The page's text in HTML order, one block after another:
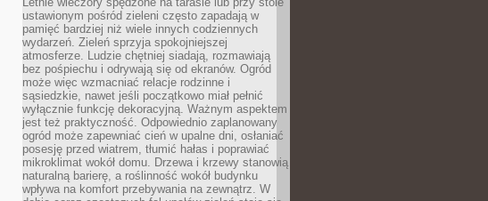
ustawionym pośród zieleni często zapadają w
pamięć bardziej niż wiele innych codziennych
wydarzeń. Zieleń sprzyja spokojniejszej
atmosferze. Ludzie chętniej siadają, rozmawiają
bez pośpiechu i odrywają się od ekranów. Ogród
może więc wzmacniać relacje rodzinne i
sąsiedzkie, nawet jeśli początkowo miał pełnić
wyłącznie funkcję dekoracyjną. Ważnym aspektem
jest też praktyczność. Odpowiednio zaplanowany
ogród może zapewniać cień w upalne dni, osłaniać
posesję przed wiatrem, tłumić hałas i poprawiać
mikroklimat wokół domu. Drzewa i krzewy stanowią
naturalną barierę, a roślinność wokół budynku
wpływa na komfort przebywania na zewnątrz. W